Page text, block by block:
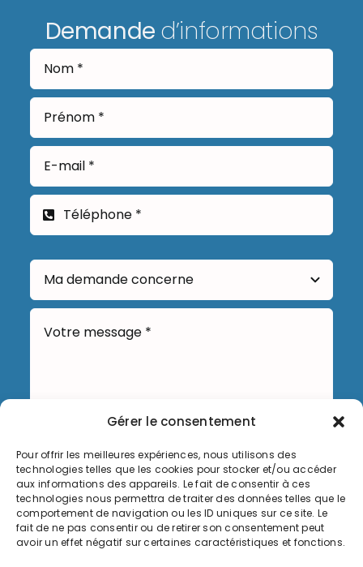
Gérer le consentement
Pour offrir les meilleures expériences, nous utilisons des
technologies telles que les cookies pour stocker et/ou accéder
aux informations des appareils. Le fait de consentir à ces
technologies nous permettra de traiter des données telles que le
comportement de navigation ou les ID uniques sur ce site. Le
fait de ne pas consentir ou de retirer son consentement peut
avoir un effet négatif sur certaines caractéristiques et fonctions.
Demande d’informations
Envoyer